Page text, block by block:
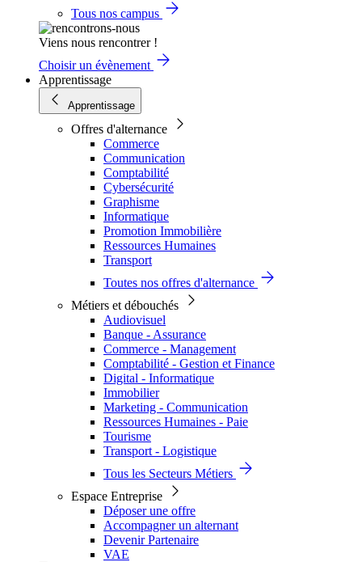
Tous nos campus
Viens nous rencontrer !
Choisir un évènement
Apprentissage
Apprentissage
Offres d'alternance
Commerce
Communication
Comptabilité
Cybersécurité
Graphisme
Informatique
Promotion Immobilière
Ressources Humaines
Transport
Toutes nos offres d'alternance
Métiers et débouchés
Audiovisuel
Banque - Assurance
Commerce - Management
Comptabilité - Gestion et Finance
Digital - Informatique
Immobilier
Marketing - Communication
Ressources Humaines - Paie
Tourisme
Transport - Logistique
Tous les Secteurs Métiers
Espace Entreprise
Déposer une offre
Accompagner un alternant
Devenir Partenaire
VAE